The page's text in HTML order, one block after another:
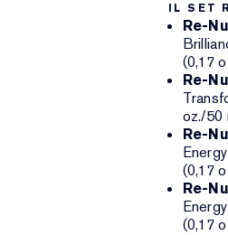
IL SET
Re-
(0,17
Re-
oz./50
Re-
(0,17
Re-
(0,17